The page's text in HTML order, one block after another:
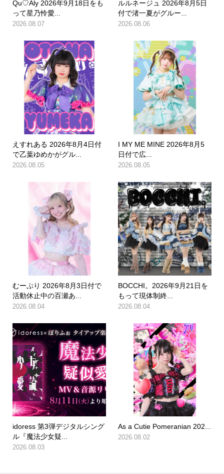
Qu♡Aly 2026年9月18日をも
って星乃怜愛...
2026.08.07
ルルネージュ 2026年8月5日
付で渚一夏がグルー...
2026.08.06
えすれある 2026年8月4日付
で乙葉ゆめかがグル...
2026.08.05
I MY ME MINE 2026年8月5
日付で広...
2026.08.05
むーぷり 2026年8月3日付で
活動休止中の百瀬あ...
2026.08.04
BOCCHI。2026年9月21日を
もって現体制終...
2026.08.04
idoress 第3弾デジタルシング
ル『魔法少女疑...
2026.08.03
As a Cutie Pomeranian 202...
2026.08.02